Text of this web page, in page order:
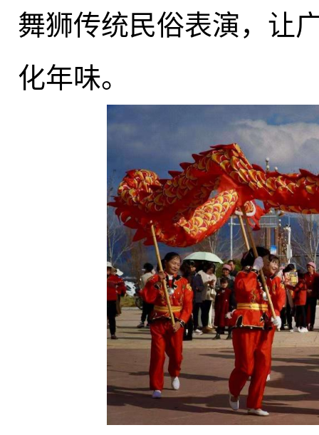
舞狮传统民俗表演，让
化年味。